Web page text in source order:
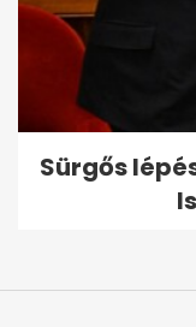
Sürgős